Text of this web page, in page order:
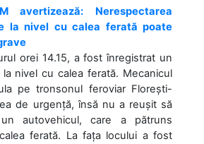
avertizează: Nerespectarea
la nivel cu calea ferată poate
orei 14.15, a fost înregistrat un
nivel cu calea ferată. Mecanicul
pe tronsonul feroviar Florești-
de urgență, însă nu a reușit să
autovehicul, care a pătruns
ferată. La fața locului a fost